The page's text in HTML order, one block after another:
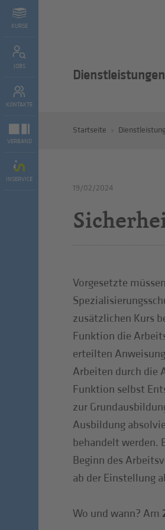
KURSE
JOBS
KONTAKTE
VERBAND
INSERVICE
Dienstleistungen
Startseite
19/02/2024
Vorgesetzte
zusätzlichen Kurs
Funktion die
erteilten
Arbeiten durch die
Funktion selbst
zur
Ausbildung
behandelt werden.
Beginn des
ab der Einstellung
Wo und wann? Am